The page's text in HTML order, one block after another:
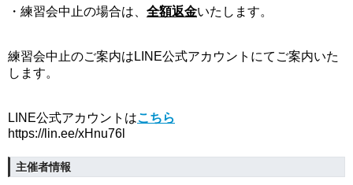
・練習会中止の場合は、 全額返金いたします。
練習会中止のご案内はLINE公式アカウントにてご案内いた
します。
LINE公式アカウントはこちら
https://lin.ee/xHnu76l
主催者情報